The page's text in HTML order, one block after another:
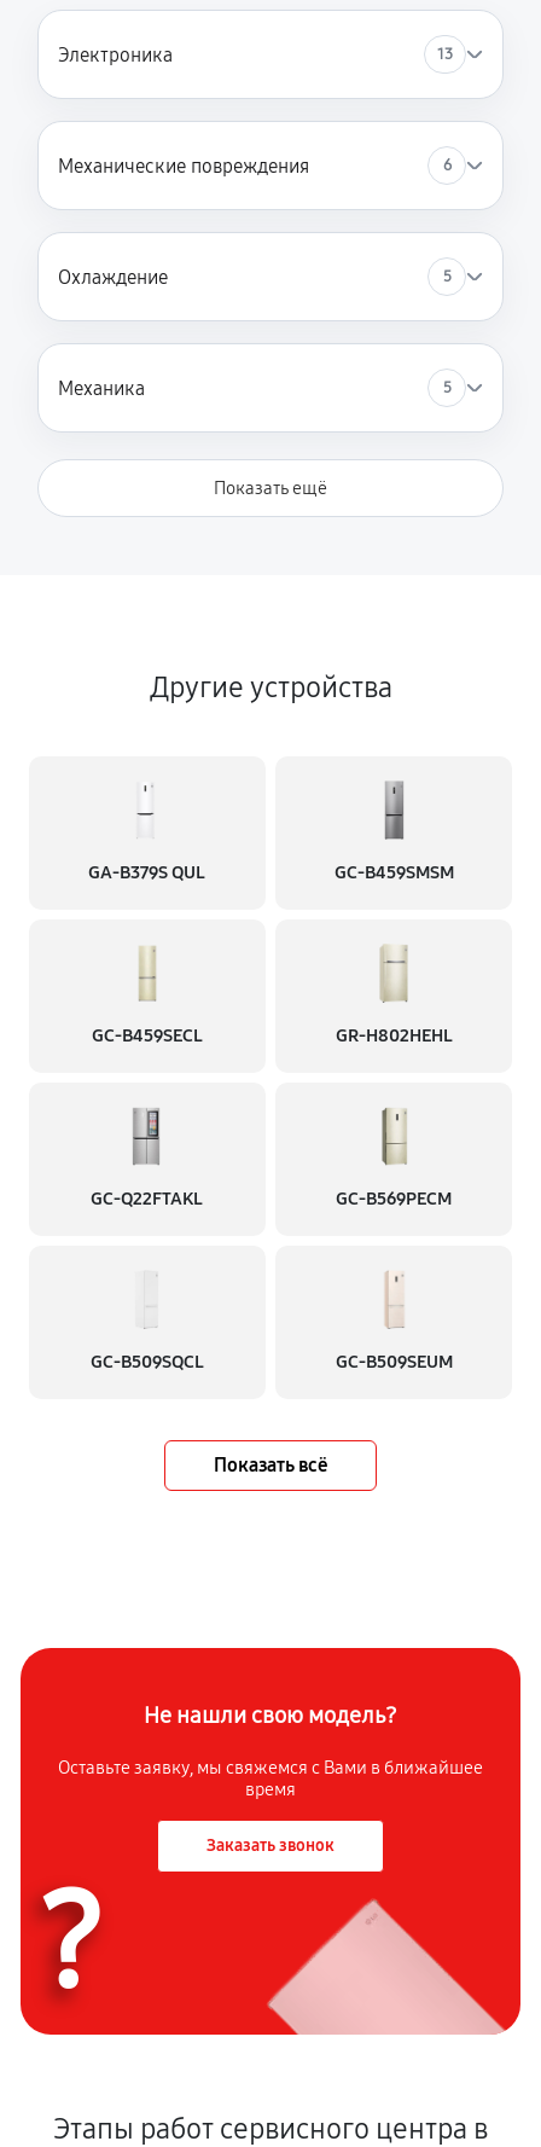
Электроника 13
Механические повреждения 6
Охлаждение 5
Механика 5
Показать ещё
Другие устройства
GA-B379S QUL GC-B459SMSM
GC-B459SECL GR-H802HEHL
GC-Q22FTAKL GC-B569PECM
GC-B509SQCL GC-B509SEUM
Показать всё
Не нашли свою модель?
Оставьте заявку, мы свяжемся с Вами в ближайшее
время
Заказать звонок
?
Этапы работ сервисного центра в